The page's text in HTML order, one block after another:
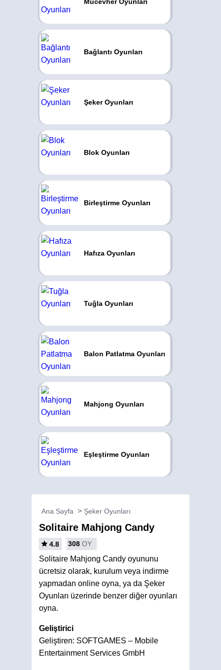
Bağlantı Oyunları
Şeker Oyunları
Blok Oyunları
Birleştirme Oyunları
Hafıza Oyunları
Tuğla Oyunları
Balon Patlatma Oyunları
Mahjong Oyunları
Eşleştirme Oyunları
Ana Sayfa Şeker Oyunları
Solitaire Mahjong Candy
4.8 308 OY
Solitaire Mahjong Candy oyununu
ücretsiz olarak, kurulum veya indirme
yapmadan online oyna, ya da Şeker
Oyunları üzerinde benzer diğer oyunları
oyna.
Geliştirici
Geliştiren: SOFTGAMES – Mobile
Entertainment Services GmbH